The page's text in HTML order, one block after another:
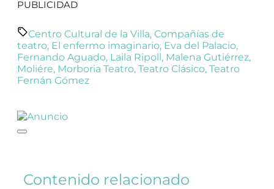
PUBLICIDAD
Centro Cultural de la Villa, Compañías de
teatro, El enfermo imaginario, Eva del Palacio,
Fernando Aguado, Laila Ripoll, Malena Gutiérrez,
Moliére, Morboria Teatro, Teatro Clásico, Teatro
Fernán Gómez
Contenido relacionado